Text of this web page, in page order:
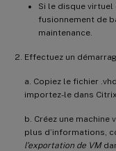
Si le disque virtuel
fusionnement de
maintenance.
Effectuez un
a. Copiez le fichier
importez-le dans
b. Créez une machine
plus d’informations,
l’exportation de VM